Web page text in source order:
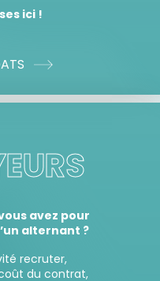
ici !
avez pour
alternant ?
recruter,
du contrat,